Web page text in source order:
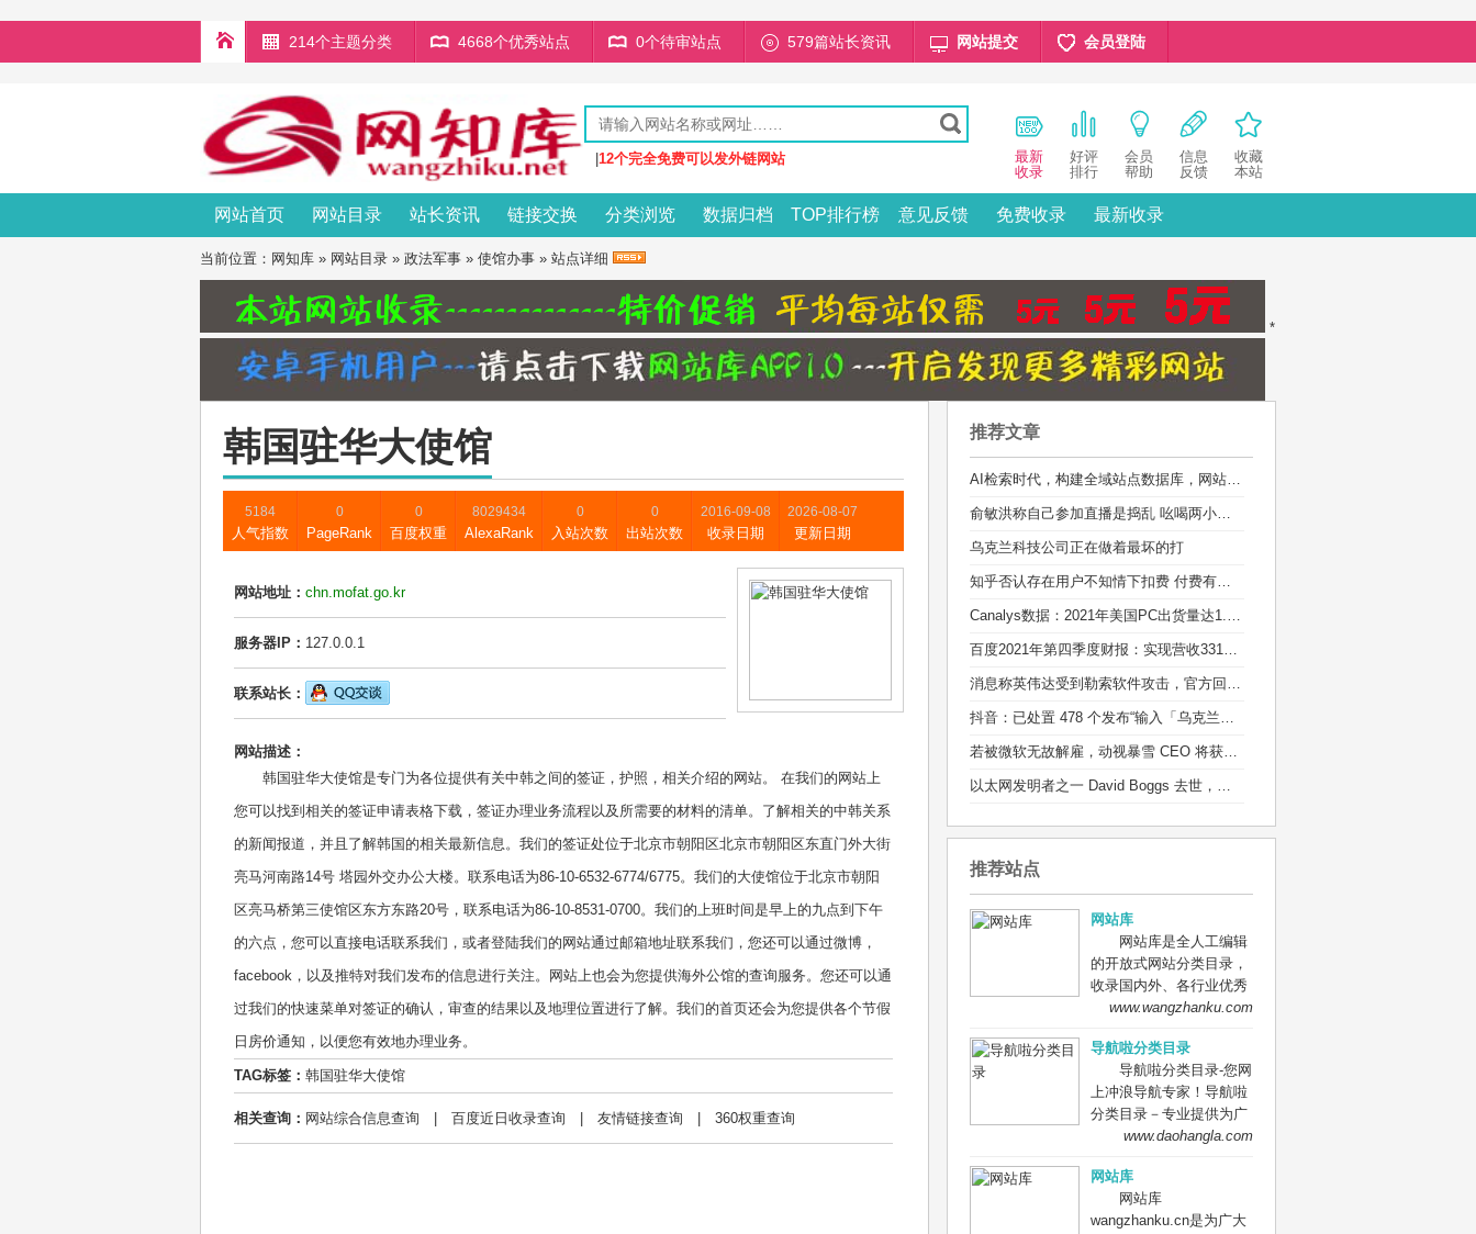
214个主题分类 4668个优秀站点 0个待审站点 579篇站长资讯 网站提交 会员登陆
12个完全免费可以发外链网站
最新
收录
好评
排行
会员
帮助
信息
反馈
收藏
本站
网站首页 网站目录 站长资讯 链接交换 分类浏览 数据归档 TOP排行榜 意见反馈 免费收录 最新收录
当前位置： 网知库 » 网站目录 » 政法军事 » 使馆办事 » 站点详细
*
韩国驻华大使馆
5184
人气指数
0
PageRank
0
百度权重
8029434
AlexaRank
0
入站次数
0
出站次数
2016-09-08
收录日期
2026-08-07
更新日期
网站地址： chn.mofat.go.kr
服务器IP： 127.0.0.1
联系站长：
网站描述：
韩国驻华大使馆是专门为各位提供有关中韩之间的签证，护照，相关介绍的网站。 在我们的网站上
您可以找到相关的签证申请表格下载，签证办理业务流程以及所需要的材料的清单。了解相关的中韩关系
的新闻报道，并且了解韩国的相关最新信息。我们的签证处位于北京市朝阳区北京市朝阳区东直门外大街
亮马河南路14号 塔园外交办公大楼。联系电话为86-10-6532-6774/6775。我们的大使馆位于北京市朝阳
区亮马桥第三使馆区东方东路20号，联系电话为86-10-8531-0700。我们的上班时间是早上的九点到下午
的六点，您可以直接电话联系我们，或者登陆我们的网站通过邮箱地址联系我们，您还可以通过微博，
facebook，以及推特对我们发布的信息进行关注。网站上也会为您提供海外公馆的查询服务。您还可以通
过我们的快速菜单对签证的确认，审查的结果以及地理位置进行了解。我们的首页还会为您提供各个节假
日房价通知，以便您有效地办理业务。
TAG标签： 韩国驻华大使馆
相关查询： 网站综合信息查询 百度近日收录查询 友情链接查询 360权重查询
推荐文章
AI检索时代，构建全域站点数据库，网站库上线运营
俞敏洪称自己参加直播是捣乱 吆喝两小时销售额100多万
乌克兰科技公司正在做着最坏的打
知乎否认存在用户不知情下扣费 付费有标准的通知流程
Canalys数据：2021年美国PC出货量达1.35亿台
百度2021年第四季度财报：实现营收331亿元
消息称英伟达受到勒索软件攻击，官方回应：正在调查
抖音：已处置 478 个发布“输入「乌克兰」有爆炸特效”等不实信息的违规账号
若被微软无故解雇，动视暴雪 CEO 将获得近 1 亿元离职补偿
以太网发明者之一 David Boggs 去世，享年 71 岁：他的成果造福了全球用户
推荐站点
网站库
网站库是全人工编辑
的开放式网站分类目录，
收录国内外、各行业优秀
网站，旨在为用户提供更
索、优秀网站参考、网站
推广服务、网站黄页、网
上娱乐冲浪导航网站。
www.wangzhanku.com
导航啦分类目录
导航啦分类目录-您网
上冲浪导航专家！导航啦
分类目录－专业提供为广
大站长收录的开放式网站
外、各行业优秀正规网站,
全人工编辑收录，为百
度、谷歌、有道、搜狗、
www.daohangla.com
网站库
网站库
wangzhanku.cn是为广大